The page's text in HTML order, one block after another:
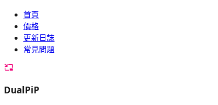
首頁
價格
更新日誌
常見問題
DualPiP